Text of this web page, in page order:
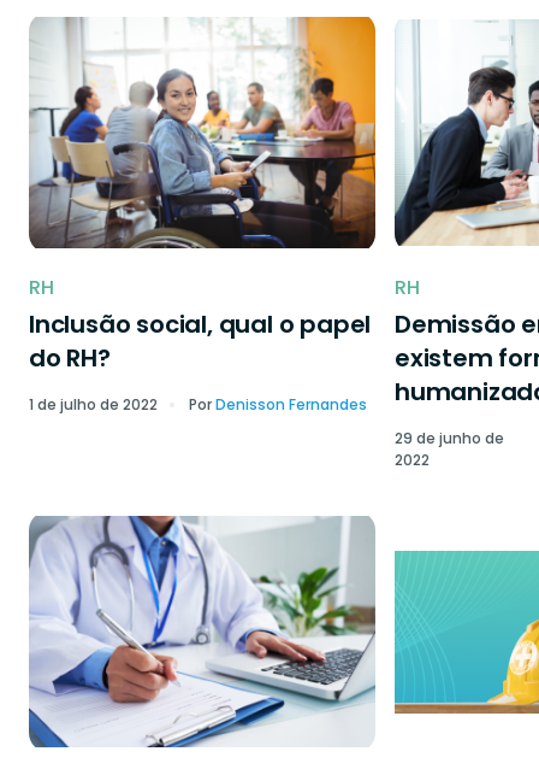
RH
Inclusão social, qual o papel
do RH?
1 de julho de 2022 PorDenisson Fernandes
RH
Demissão
existem
29 de junho de
2022